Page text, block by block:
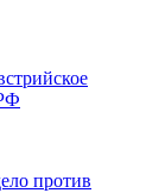
против